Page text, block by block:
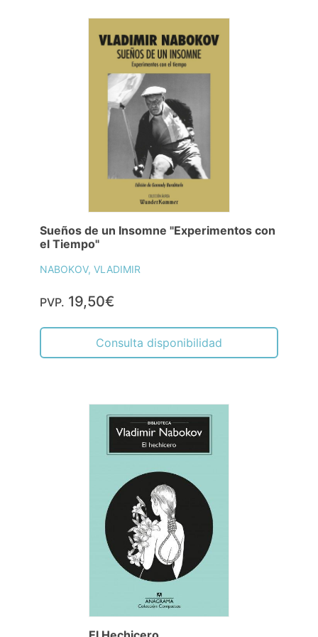
Sueños de un Insomne "Experimentos con
el Tiempo"
NABOKOV, VLADIMIR
PVP. 19,50€
Consulta disponibilidad